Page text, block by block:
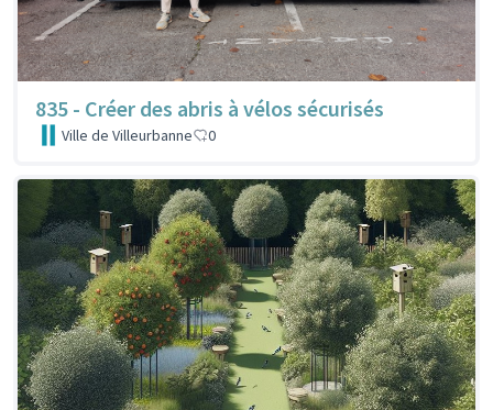
835 - Créer des abris à vélos sécurisés
Ville de Villeurbanne 0